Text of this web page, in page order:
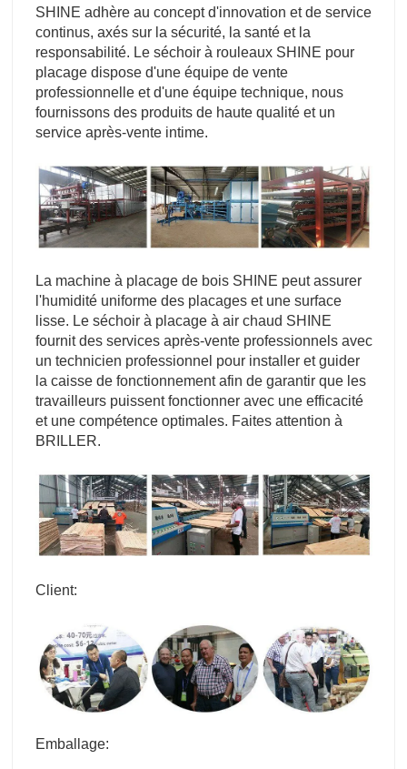
SHINE adhère au concept d'innovation et de service
continus, axés sur la sécurité, la santé et la
responsabilité. Le séchoir à rouleaux SHINE pour
placage dispose d'une équipe de vente
professionnelle et d'une équipe technique, nous
fournissons des produits de haute qualité et un
service après-vente intime.
La machine à placage de bois SHINE peut assurer
l'humidité uniforme des placages et une surface
lisse. Le séchoir à placage à air chaud SHINE
fournit des services après-vente professionnels avec
un technicien professionnel pour installer et guider
la caisse de fonctionnement afin de garantir que les
travailleurs puissent fonctionner avec une efficacité
et une compétence optimales. Faites attention à
BRILLER.
Client:
Emballage: